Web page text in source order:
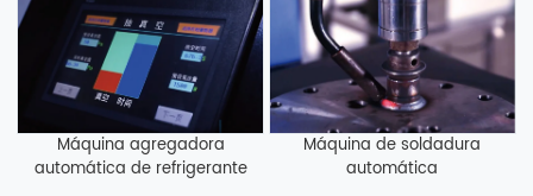
Máquina agregadora
automática de refrigerante
Máquina de soldadura
automática